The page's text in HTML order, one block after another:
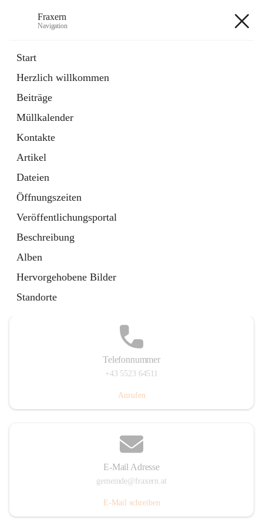
Fraxern
Navigation
Start
Herzlich willkommen
Beiträge
Müllkalender
Kontakte
Artikel
Dateien
Öffnungszeiten
Veröffentlichungsportal
Beschreibung
Alben
Hervorgehobene Bilder
Standorte
Ordner
in
Tab
Formulare
Artikel
öffnet
in
neuem
Tab
Telefonnummer
+43 5523 64511
Anrufen
E-Mail Adresse
gemeinde@fraxern.at
E-Mail schreiben